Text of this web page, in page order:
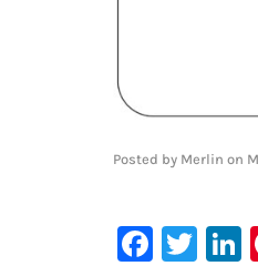
Posted by Merlin on